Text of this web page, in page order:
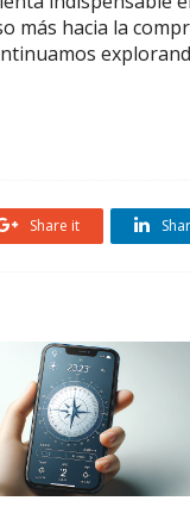
más hacia la
Share it